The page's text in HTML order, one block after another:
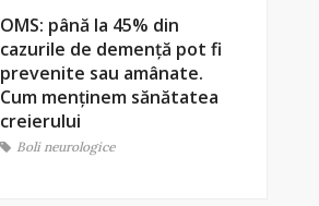
OMS: până la 45% din
cazurile de demență pot fi
prevenite sau amânate.
Cum menținem sănătatea
creierului
Boli neurologice